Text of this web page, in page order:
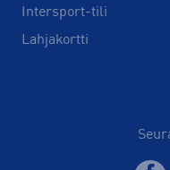
Intersport-tili
Lahjakortti